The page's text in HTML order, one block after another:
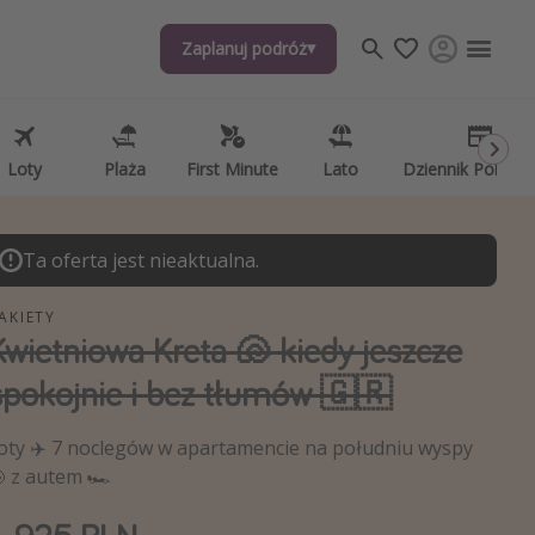
Zaplanuj podróż
Loty Plaża First Minute Lato Dziennik
Zaplanuj podróż
Loty Plaża First Minute Lato Dziennik
ciekawostki, porady podróżnicze
aplikacje podróżnicze
Ta oferta jest nieaktualna.
Kreta 🐚 kiedy jeszcze
i bez tłumów 🇬🇷
✈️ 7 noclegów w apartamencie na południu wyspy
z autem 🏎️